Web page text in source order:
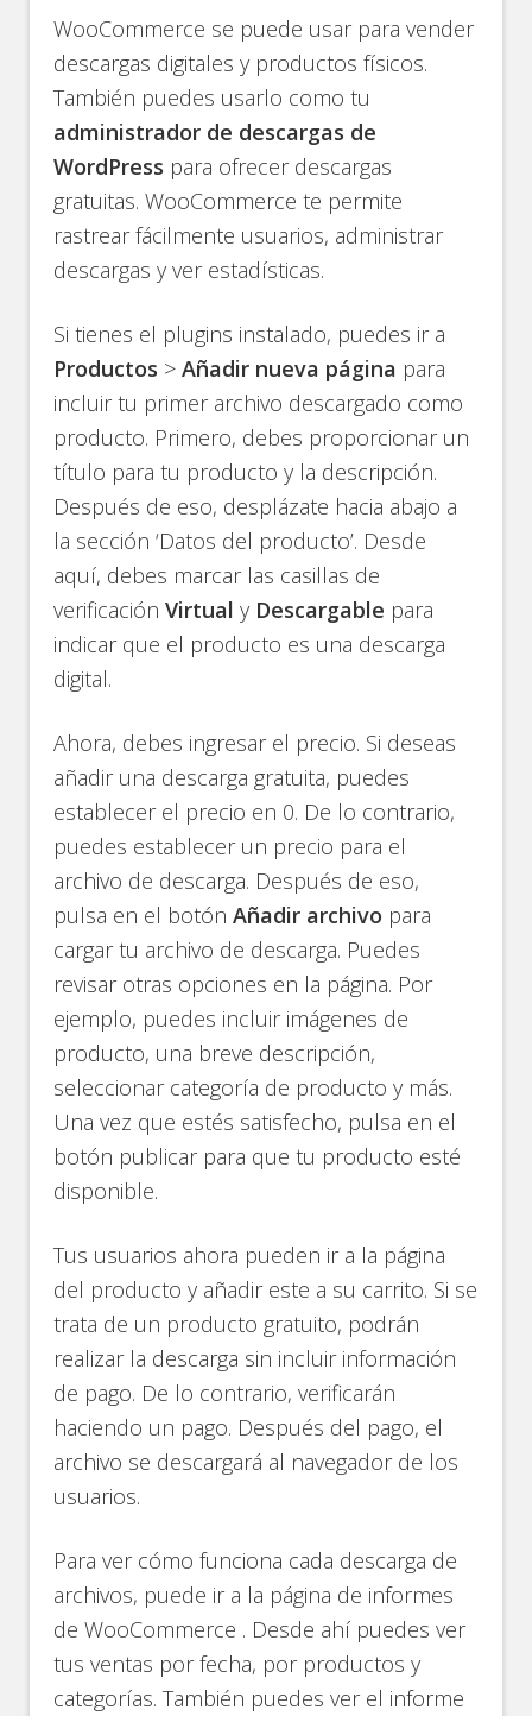
WooCommerce se puede usar para vender
descargas digitales y productos físicos.
También puedes usarlo como tu
administrador de descargas de
WordPress para ofrecer descargas
gratuitas. WooCommerce te permite
rastrear fácilmente usuarios, administrar
descargas y ver estadísticas.
Si tienes el plugins instalado, puedes ir a
Productos >Añadir nueva página para
incluir tu primer archivo descargado como
producto. Primero, debes proporcionar un
título para tu producto y la descripción.
Después de eso, desplázate hacia abajo a
la sección ‘Datos del producto’. Desde
aquí, debes marcar las casillas de
verificaciónVirtual y Descargable para
indicar que el producto es una descarga
digital.
Ahora, debes ingresar el precio. Si deseas
añadir una descarga gratuita, puedes
establecer el precio en 0. De lo contrario,
puedes establecer un precio para el
archivo de descarga. Después de eso,
pulsa en el botónAñadir archivo para
cargar tu archivo de descarga. Puedes
revisar otras opciones en la página. Por
ejemplo, puedes incluir imágenes de
producto, una breve descripción,
seleccionar categoría de producto y más.
Una vez que estés satisfecho, pulsa en el
botón publicar para que tu producto esté
disponible.
Tus usuarios ahora pueden ir a la página
del producto y añadir este a su carrito. Si se
trata de un producto gratuito, podrán
realizar la descarga sin incluir información
de pago. De lo contrario, verificarán
haciendo un pago. Después del pago, el
archivo se descargará al navegador de los
usuarios.
Para ver cómo funciona cada descarga de
archivos, puede ir a la página de informes
de WooCommerce . Desde ahí puedes ver
tus ventas por fecha, por productos y
categorías. También puedes ver el informe